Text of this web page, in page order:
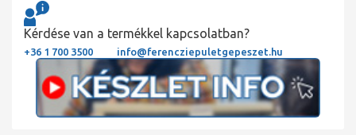
Kérdése van a termékkel kapcsolatban?
+36 1 700 3500 info@ferencziepuletgepeszet.hu